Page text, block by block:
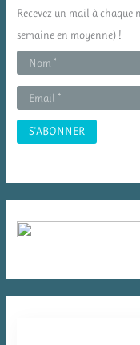
:
Recevez un mail à
semaine en moyenne) !